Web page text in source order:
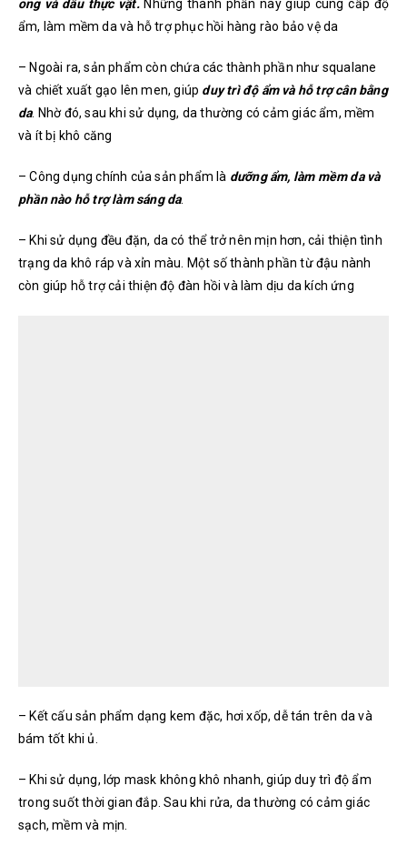
ong và dầu thực vật.Những thành phần này giúp cung cấp độ
ẩm, làm mềm da và hỗ trợ phục hồi hàng rào bảo vệ da
– Ngoài ra, sản phẩm còn chứa các thành phần như squalane
và chiết xuất gạo lên men, giúp duy trì độ ẩm và hỗ trợ cân bằng
da. Nhờ đó, sau khi sử dụng, da thường có cảm giác ẩm, mềm
và ít bị khô căng
– Công dụng chính của sản phẩm là dưỡng ẩm, làm mềm da và
phần nào hỗ trợ làm sáng da.
– Khi sử dụng đều đặn, da có thể trở nên mịn hơn, cải thiện tình
trạng da khô ráp và xỉn màu. Một số thành phần từ đậu nành
còn giúp hỗ trợ cải thiện độ đàn hồi và làm dịu da kích ứng
– Kết cấu sản phẩm dạng kem đặc, hơi xốp, dễ tán trên da và
bám tốt khi ủ.
– Khi sử dụng, lớp mask không khô nhanh, giúp duy trì độ ẩm
trong suốt thời gian đắp. Sau khi rửa, da thường có cảm giác
sạch, mềm và mịn.